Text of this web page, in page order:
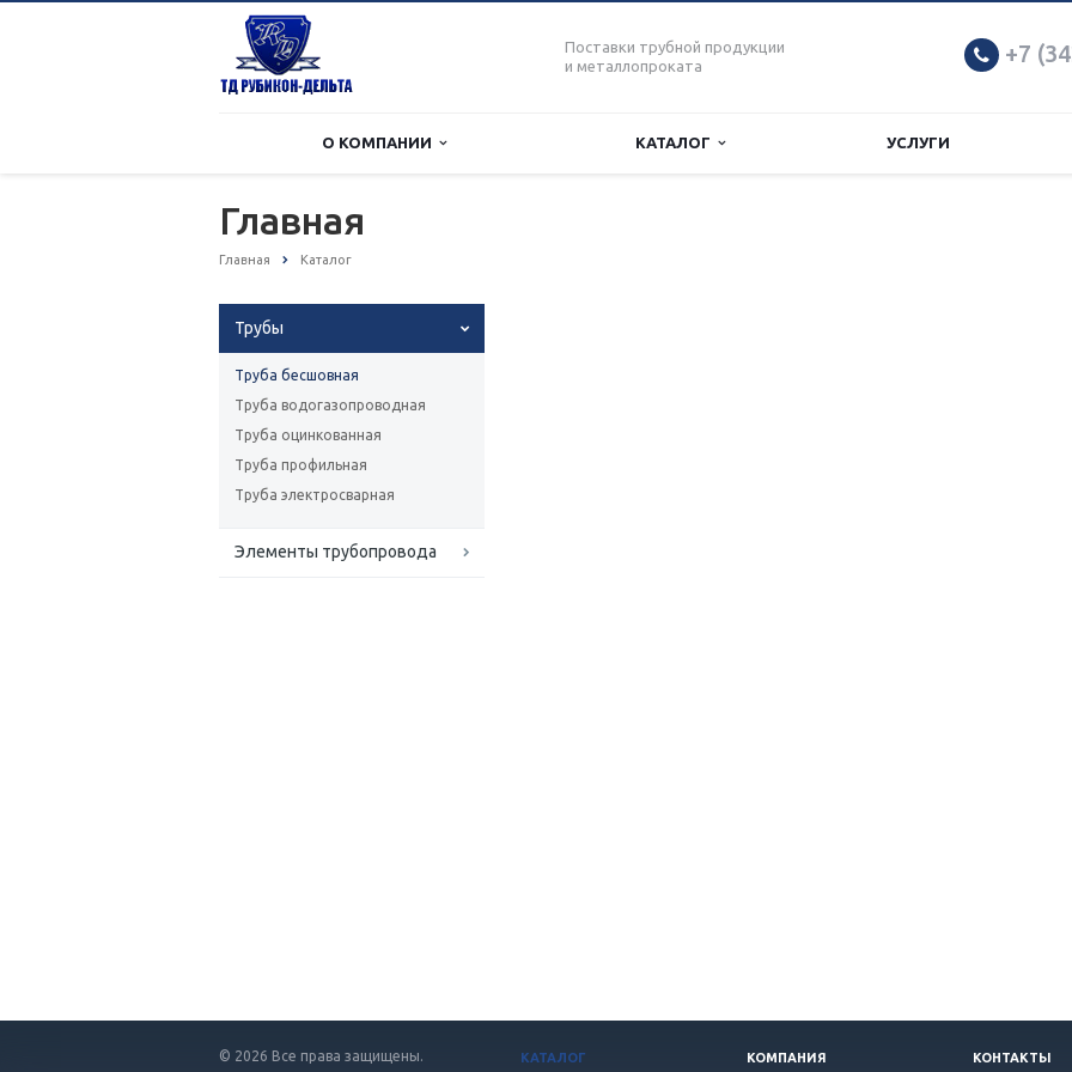
Поставки трубной продукции
и металлопроката
+7
О КОМПАНИИ КАТАЛОГ УСЛУГИ
Главная
Главная Каталог
Трубы
Труба бесшовная
Труба водогазопроводная
Труба оцинкованная
Труба профильная
Труба электросварная
Элементы трубопровода
© 2026 Все права защищены. КАТАЛОГ КОМПАНИЯ КОНТАКТЫ